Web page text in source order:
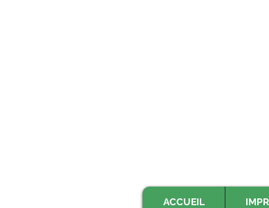
ACCUEIL